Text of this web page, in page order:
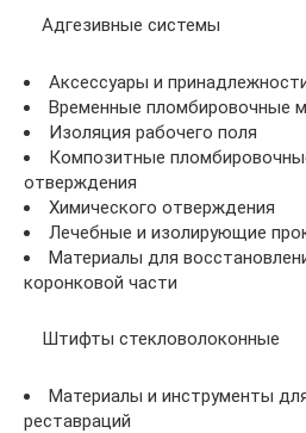
Адгезивные системы
Аксессуары и
Временные пломбировочные
Изоляция рабочего поля
Композитные
отверждения
Химического отверждения
Лечебные и изолирующие
Материалы для
коронковой части
Штифты стекловолоконные
Материалы и инструменты
реставраций